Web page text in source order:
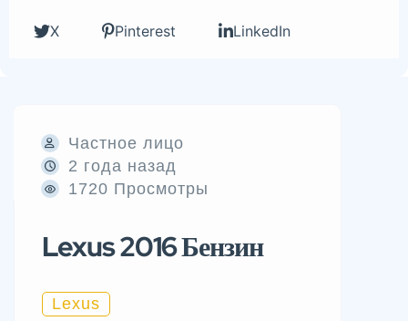
X Pinterest LinkedIn
Частное лицо
2 года назад
1720 Просмотры
Lexus 2016 Бензин
Lexus